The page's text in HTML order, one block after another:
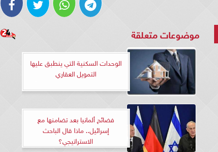
موضوعات متعلقة
الوحدات السكنية التي ينطبق عليها
التمويل العقاري
فضائح ألمانيا بعد تضامنها مع
إسرائيل.. ماذا قال الباحث
الاستراتيجي؟